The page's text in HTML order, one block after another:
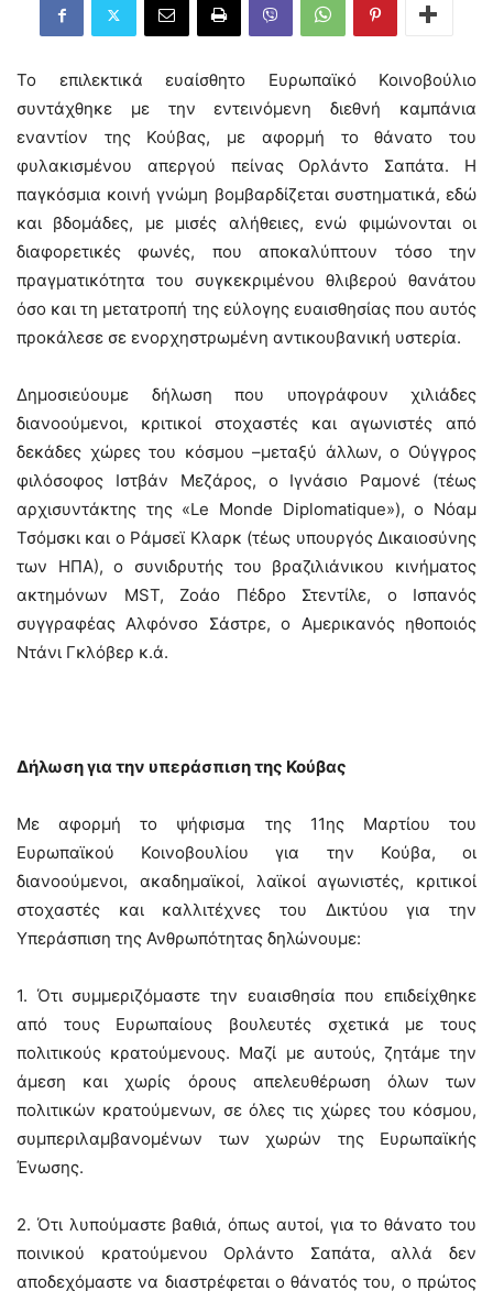
Το επιλεκτικά ευαίσθητο Ευρωπαϊκό Κοινοβούλιο
συντάχθηκε με την εντεινόμενη διεθνή καμπάνια
εναντίον της Κούβας, με αφορμή το θάνατο του
φυλακισμένου απεργού πείνας Ορλάντο Σαπάτα. Η
παγκόσμια κοινή γνώμη βομβαρδίζεται συστηματικά, εδώ
και βδομάδες, με μισές αλήθειες, ενώ φιμώνονται οι
διαφορετικές φωνές, που αποκαλύπτουν τόσο την
πραγματικότητα του συγκεκριμένου θλιβερού θανάτου
όσο και τη μετατροπή της εύλογης ευαισθησίας που αυτός
προκάλεσε σε ενορχηστρωμένη αντικουβανική υστερία.
Δημοσιεύουμε δήλωση που υπογράφουν χιλιάδες
διανοούμενοι, κριτικοί στοχαστές και αγωνιστές από
δεκάδες χώρες του κόσμου –μεταξύ άλλων, ο Ούγγρος
φιλόσοφος Ιστβάν Μεζάρος, ο Ιγνάσιο Ραμονέ (τέως
αρχισυντάκτης της «Le Monde Diplomatique»), ο Νόαμ
Τσόμσκι και ο Ράμσεϊ Κλαρκ (τέως υπουργός Δικαιοσύνης
των ΗΠΑ), ο συνιδρυτής του βραζιλιάνικου κινήματος
ακτημόνων MST, Ζοάο Πέδρο Στεντίλε, ο Ισπανός
συγγραφέας Αλφόνσο Σάστρε, ο Αμερικανός ηθοποιός
Ντάνι Γκλόβερ κ.ά.
Δήλωση για την υπεράσπιση της Κούβας
Με αφορμή το ψήφισμα της 11ης Μαρτίου του
Ευρωπαϊκού Κοινοβουλίου για την Κούβα, οι
διανοούμενοι, ακαδημαϊκοί, λαϊκοί αγωνιστές, κριτικοί
στοχαστές και καλλιτέχνες του Δικτύου για την
Υπεράσπιση της Ανθρωπότητας δηλώνουμε:
1. Ότι συμμεριζόμαστε την ευαισθησία που επιδείχθηκε
από τους Ευρωπαίους βουλευτές σχετικά με τους
πολιτικούς κρατούμενους. Μαζί με αυτούς, ζητάμε την
άμεση και χωρίς όρους απελευθέρωση όλων των
πολιτικών κρατούμενων, σε όλες τις χώρες του κόσμου,
συμπεριλαμβανομένων των χωρών της Ευρωπαϊκής
Ένωσης.
2. Ότι λυπούμαστε βαθιά, όπως αυτοί, για το θάνατο του
ποινικού κρατούμενου Ορλάντο Σαπάτα, αλλά δεν
αποδεχόμαστε να διαστρέφεται ο θάνατός του, ο πρώτος